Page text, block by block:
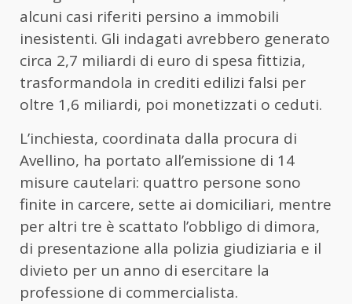
alcuni casi riferiti persino a immobili
inesistenti. Gli indagati avrebbero generato
circa 2,7 miliardi di euro di spesa fittizia,
trasformandola in crediti edilizi falsi per
oltre 1,6 miliardi, poi monetizzati o ceduti.
L’inchiesta, coordinata dalla procura di
Avellino, ha portato all’emissione di 14
misure cautelari: quattro persone sono
finite in carcere, sette ai domiciliari, mentre
per altri tre è scattato l’obbligo di dimora,
di presentazione alla polizia giudiziaria e il
divieto per un anno di esercitare la
professione di commercialista.